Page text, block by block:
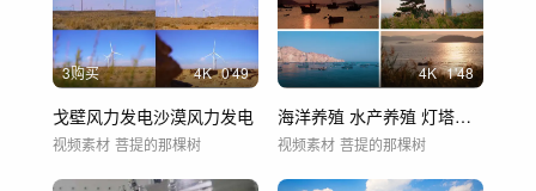
3购买 4K 0'49
戈壁风力发电沙漠风力发电
视频素材 菩提的那棵树
4K 1'48
海洋养殖 水产养殖 灯塔唯美海岛日落晚霞
视频素材 菩提的那棵树